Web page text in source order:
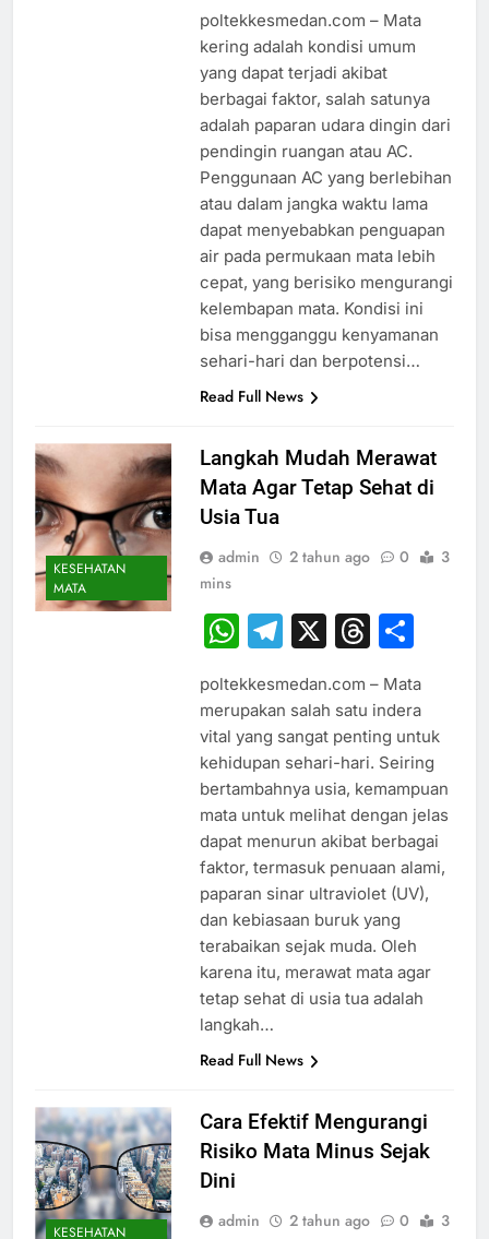
poltekkesmedan.com – Mata
kering adalah kondisi umum
yang dapat terjadi akibat
berbagai faktor, salah satunya
adalah paparan udara dingin dari
pendingin ruangan atau AC.
Penggunaan AC yang berlebihan
atau dalam jangka waktu lama
dapat menyebabkan penguapan
air pada permukaan mata lebih
cepat, yang berisiko mengurangi
kelembapan mata. Kondisi ini
bisa mengganggu kenyamanan
sehari-hari dan berpotensi…
Read Full News
KESEHATAN
MATA
Langkah Mudah Merawat
Mata Agar Tetap Sehat di
Usia Tua
admin 2 tahun ago 0
3
mins
WhatsApp
Telegram
X
poltekkesmedan.com – Mata
merupakan salah satu indera
vital yang sangat penting untuk
kehidupan sehari-hari. Seiring
bertambahnya usia, kemampuan
mata untuk melihat dengan jelas
dapat menurun akibat berbagai
faktor, termasuk penuaan alami,
paparan sinar ultraviolet (UV),
dan kebiasaan buruk yang
terabaikan sejak muda. Oleh
karena itu, merawat mata agar
tetap sehat di usia tua adalah
langkah…
Read Full News
KESEHATAN
Cara Efektif Mengurangi
Risiko Mata Minus Sejak
Dini
admin 2 tahun ago 0
3